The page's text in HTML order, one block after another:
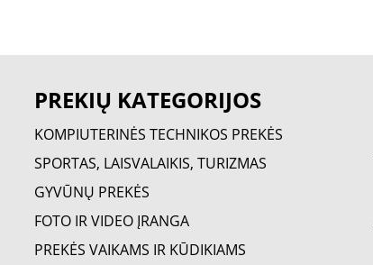
PREKIŲ KATEGORIJOS
KOMPIUTERINĖS TECHNIKOS PREKĖS
SPORTAS, LAISVALAIKIS, TURIZMAS
GYVŪNŲ PREKĖS
FOTO IR VIDEO ĮRANGA
PREKĖS VAIKAMS IR KŪDIKIAMS